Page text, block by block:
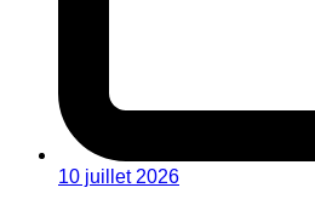
10 juillet 2026